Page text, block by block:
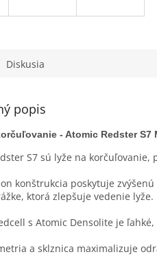
Diskusia
popis
- Atomic Redster S7
S7 sú lyže na korčuľovanie,
konštrukcia poskytuje
ktorá zlepšuje vedenie lyže.
s Atomic Densolite je
a sklznica maximalizuje